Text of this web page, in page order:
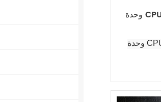
وحدة CPU86-10MHZ + S100M
وحدة CPU86-10MHZ + S100M